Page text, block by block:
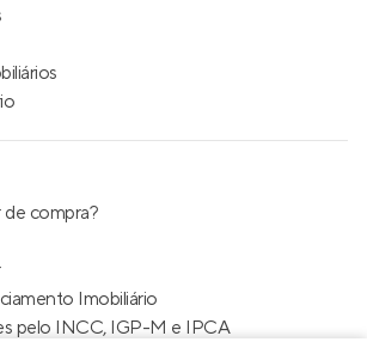
compra?
Imobiliário
pelo INCC, IGP-M e IPCA